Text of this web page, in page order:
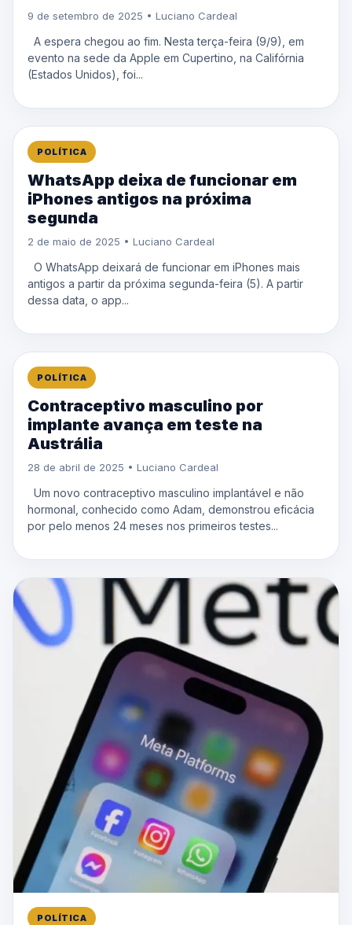
9 de setembro de 2025 • Luciano Cardeal
A espera chegou ao fim. Nesta terça-feira (9/9), em
evento na sede da Apple em Cupertino, na Califórnia
(Estados Unidos), foi...
POLÍTICA
WhatsApp deixa de funcionar em
iPhones antigos na próxima
segunda
2 de maio de 2025 • Luciano Cardeal
O WhatsApp deixará de funcionar em iPhones mais
antigos a partir da próxima segunda-feira (5). A partir
dessa data, o app...
POLÍTICA
Contraceptivo masculino por
implante avança em teste na
Austrália
28 de abril de 2025 • Luciano Cardeal
Um novo contraceptivo masculino implantável e não
hormonal, conhecido como Adam, demonstrou eficácia
por pelo menos 24 meses nos primeiros testes...
POLÍTICA